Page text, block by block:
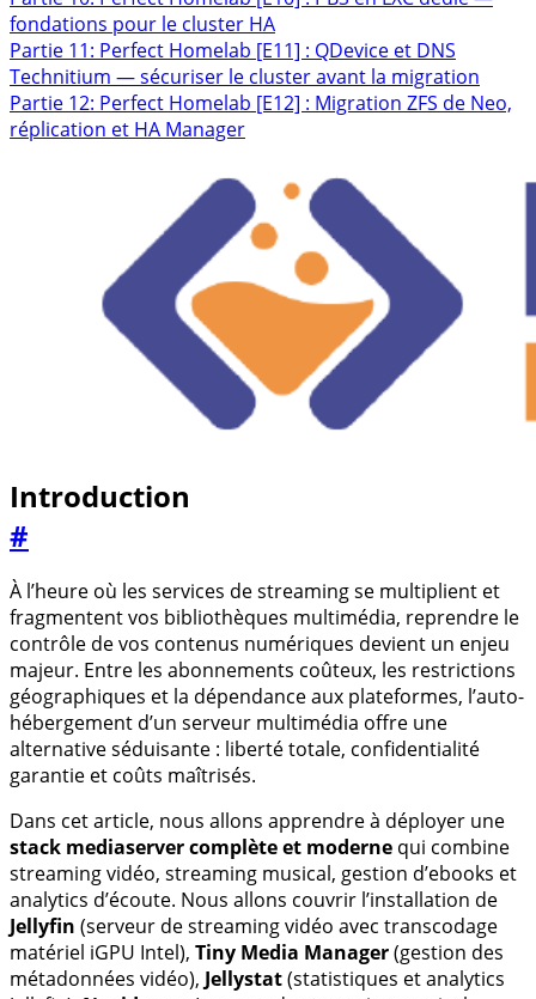
fondations pour le cluster HA
Partie 11: Perfect Homelab [E11] : QDevice et DNS
Technitium — sécuriser le cluster avant la migration
Partie 12: Perfect Homelab [E12] : Migration ZFS de Neo,
réplication et HA Manager
Introduction
#
À l’heure où les services de streaming se multiplient et
fragmentent vos bibliothèques multimédia, reprendre le
contrôle de vos contenus numériques devient un enjeu
majeur. Entre les abonnements coûteux, les restrictions
géographiques et la dépendance aux plateformes, l’auto-
hébergement d’un serveur multimédia offre une
alternative séduisante : liberté totale, confidentialité
garantie et coûts maîtrisés.
Dans cet article, nous allons apprendre à déployer une
stack mediaserver complète et moderne qui combine
streaming vidéo, streaming musical, gestion d’ebooks et
analytics d’écoute. Nous allons couvrir l’installation de
Jellyfin (serveur de streaming vidéo avec transcodage
matériel iGPU Intel), Tiny Media Manager(gestion des
métadonnées vidéo), Jellystat(statistiques et analytics